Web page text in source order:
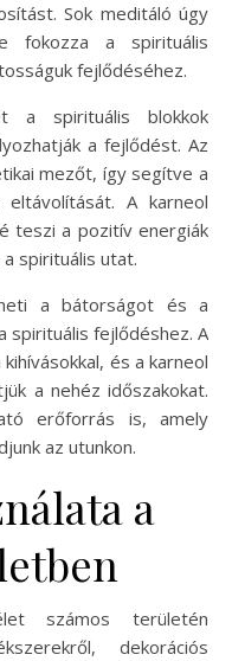
Sok meditáló úgy
fokozza a spirituális
fejlődéséhez.
a spirituális blokkok
a fejlődést. Az
mezőt, így segítve a
A karneol
teszi a pozitív energiák
spirituális utat.
a bátorságot és a
spirituális fejlődéshez. A
és a karneol
a nehéz időszakokat.
erőforrás is, amely
az utunkon.
a
számos területén
dekorációs